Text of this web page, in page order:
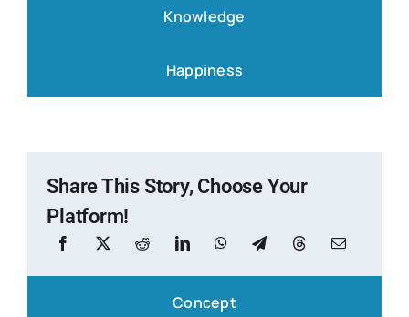
Knowledge
Happiness
Share This Story, Choose Your
Platform!
Concept